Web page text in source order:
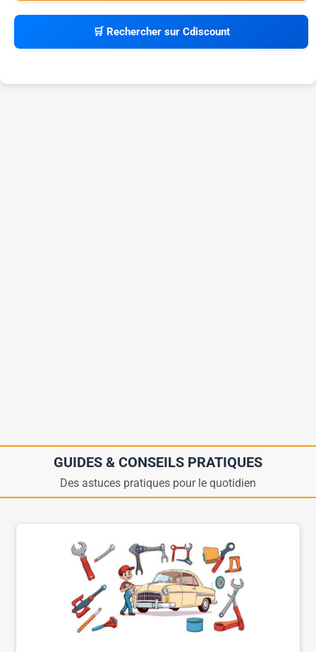
🛒 Rechercher sur Cdiscount
GUIDES & CONSEILS PRATIQUES
Des astuces pratiques pour le quotidien